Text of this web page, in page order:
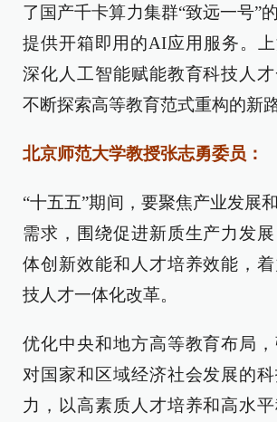
了国产千卡算力集群“致远一号”
提供开箱即用的AI应用服务。
深化人工智能赋能教育科技人才
不断探索高等教育范式重构的新路
北京师范大学教授张志勇委员：
“十五五”期间，要聚焦产业发展
需求，围绕促进新质生产力发
体创新效能和人才培养效能，
技人才一体化改革。
优化中央和地方高等教育布局
对国家和区域经济社会发展的
力，以高素质人才培养和高水